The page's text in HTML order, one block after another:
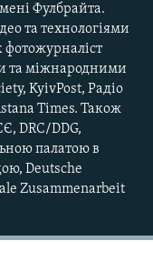
Фулбрайта.
та технологіями
фотожурналіст
та міжнародними
KyivPost, Радіо
Times. Також
DRC/DDG,
палатою в
Deutsche
Zusammenarbeit